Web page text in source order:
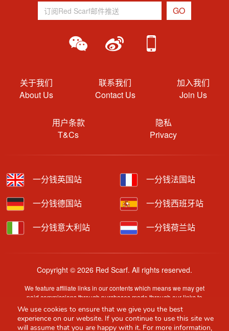
关于我们
About Us
联系我们
Contact Us
加入我们
Join Us
用户条款
T&Cs
隐私
Privacy
一分钱英国站 一分钱法国站
一分钱德国站 一分钱西班牙站
一分钱意大利站 一分钱荷兰站
Copyright © 2026 Red Scarf. All rights reserved.
We feature affiliate links in our contents which means we may get
paid commissions through purchases made through our links to
retailer sites.
Content is provided by users, brands or merchants. Some
information may have been generated by AI and is provided for
We use cookies to ensure that we give you the best
experience on our website. If you continue to use this site we
will assume that you are happy with it. For more information,